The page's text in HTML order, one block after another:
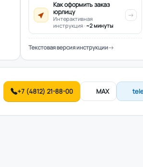
Как оформить заказ
юрлицу
Интерактивная
инструкция · ~2 минуты
Текстовая версия инструкции
+7 (4812) 21-88-00 MAX